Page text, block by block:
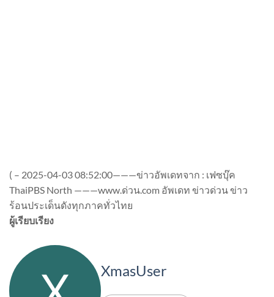
( – 2025-04-03 08:52:00———ข่าวอัพเดทจาก : เฟซบุ๊ค
ThaiPBS North ———www.ด่วน.com อัพเดท ข่าวด่วน ข่าว
ร้อนประเด็นดังทุกภาคทั่วไทย
ผู้เรียบเรียง
XmasUser